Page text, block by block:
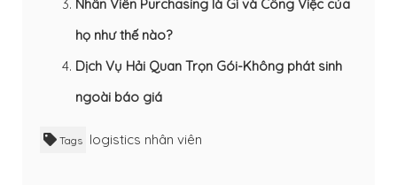
Nhân Viên Purchasing là Gì và Công Việc của
họ như thế nào?
Dịch Vụ Hải Quan Trọn Gói-Không phát sinh
ngoài báo giá
Tags logistics nhân viên